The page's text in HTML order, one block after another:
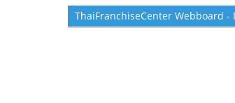
ThaiFranchiseCenter Webboard -